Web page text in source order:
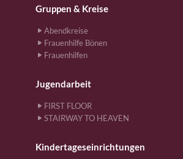
Gruppen & Kreise
Abendkreise
Frauenhilfe Bönen
Frauenhilfen
Jugendarbeit
FIRST FLOOR
STAIRWAY TO HEAVEN
Kindertageseinrichtungen